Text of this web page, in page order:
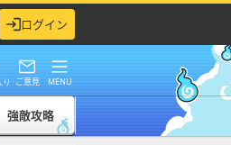
ログイン
り ご意見 MENU
強敵攻略